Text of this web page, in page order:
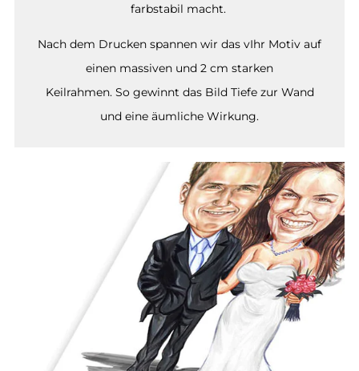
farbstabil macht.
Nach dem Drucken spannen wir das vIhr Motiv auf
einen massiven und 2 cm starken
Keilrahmen. So gewinnt das Bild Tiefe zur Wand
und eine äumliche Wirkung.